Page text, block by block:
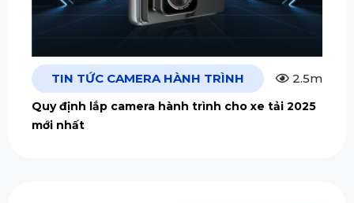
TIN TỨC CAMERA HÀNH TRÌNH 2.5m
Quy định lắp camera hành trình cho xe tải 2025
mới nhất